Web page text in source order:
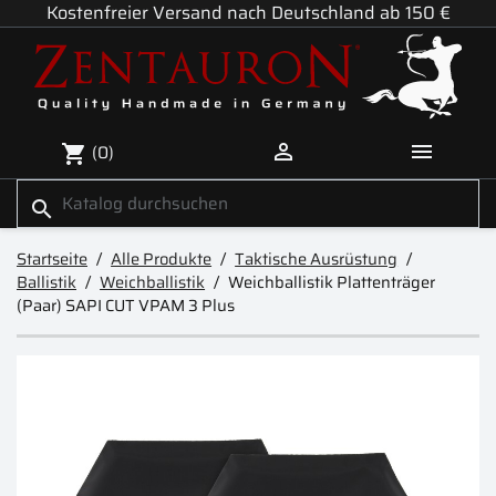
Kostenfreier Versand nach Deutschland ab 150 €
shopping_cart (0)  
search
Startseite Alle Produkte
Taktische Ausrüstung
Ballistik
Weichballistik
Weichballistik Plattenträger
(Paar) SAPI CUT VPAM 3 Plus